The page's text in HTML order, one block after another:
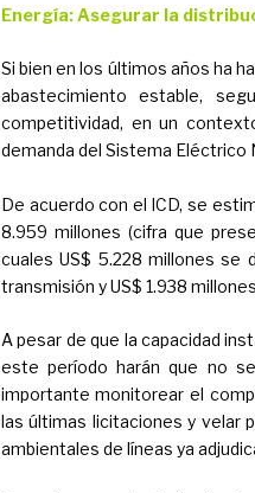
Energía: Asegurar la
Si bien en los últimos años ha
abastecimiento estable,
competitividad, en un
demanda del Sistema Eléctrico
De acuerdo con el ICD, se
8.959 millones (cifra que
cuales US$ 5.228 millones se
transmisión y US$ 1.938
A pesar de que la capacidad
este período harán que no
importante monitorear el
las últimas licitaciones y velar
ambientales de líneas ya